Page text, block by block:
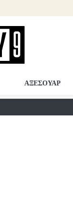
ΑΞΕΣΟΥΑΡ